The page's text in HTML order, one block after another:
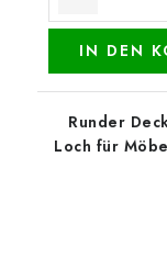
IN DEN
Runder
Loch für